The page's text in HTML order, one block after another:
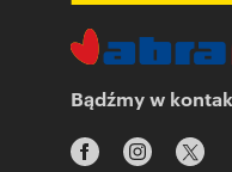
Bądźmy w